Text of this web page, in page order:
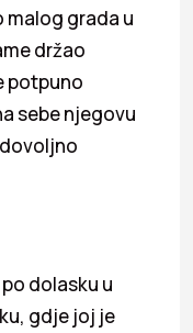
malog grada u
držao
potpuno
sebe njegovu
dolasku u
gdje joj je